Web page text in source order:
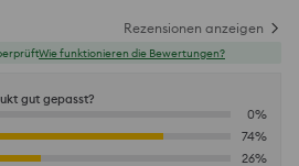
Rezensionen anzeigen
Wie funktionieren die Bewertungen?
gut gepasst?
0%
74%
26%